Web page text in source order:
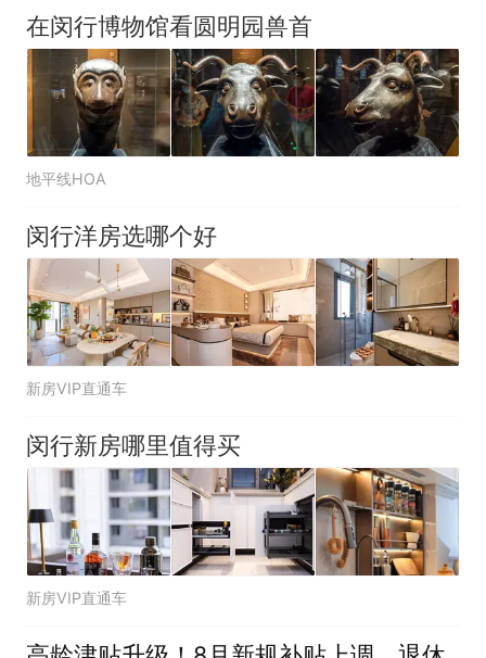
在闵行博物馆看圆明园兽首
地平线HOA
闵行洋房选哪个好
新房VIP直通车
闵行新房哪里值得买
新房VIP直通车